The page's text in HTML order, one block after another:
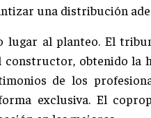
una distribución
lugar al planteo. El
obtenido la
de los
exclusiva. El